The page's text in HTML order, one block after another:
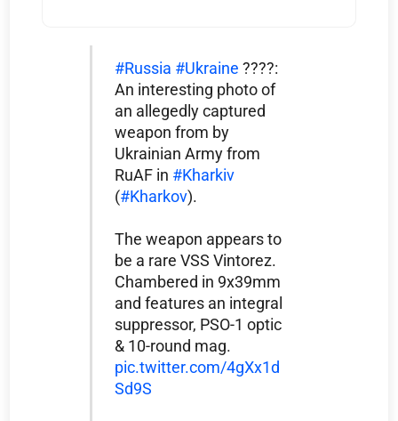
#Russia #Ukraine ????:
An interesting photo of
an allegedly captured
weapon from by
Ukrainian Army from
RuAF in #Kharkiv
(#Kharkov).
The weapon appears to
be a rare VSS Vintorez.
Chambered in 9x39mm
and features an integral
suppressor, PSO-1 optic
& 10-round mag.
pic.twitter.com/4gXx1d
Sd9S